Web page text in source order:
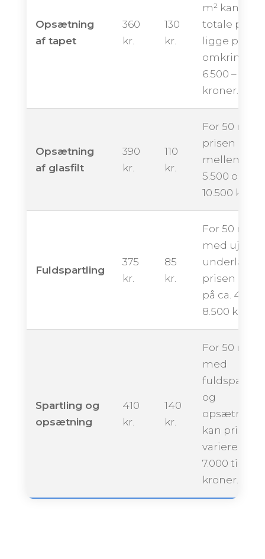
Opsætning
af tapet
360
kr.
130
kr.
m² kan den
totale pris
ligge på
omkring
6.500 –
kroner.
Opsætning
af glasfilt
390
kr.
110
kr.
For 50 m²
prisen ende
mellem ca.
5.500 og
10.500
Fuldspartling
375
kr.
85
kr.
For 50 m²
med
underlag
prisen ligge
på ca. 4.250
8.500
Spartling og
opsætning
410
kr.
140
kr.
For 50 m²
med
og
opsætning
kan prisen
variere fra
7.000 til
kroner.